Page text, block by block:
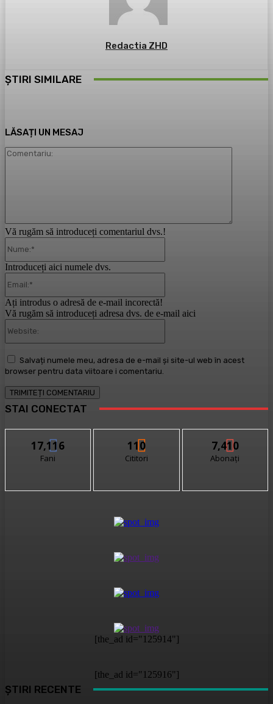
Redactia ZHD
ȘTIRI SIMILARE
LĂSAȚI UN MESAJ
Vă rugăm să introduceți comentariul dvs.!
Introduceți aici numele dvs.
Ați introdus o adresă de e-mail incorectă!
Vă rugăm să introduceți adresa dvs. de e-mail aici
Salvați numele meu, adresa de e-mail și site-ul web în acest
browser pentru data viitoare i comentariu.
STAI CONECTAT
17,116
Fani
110
Cititori
7,410
Abonați
[the_ad id="125914"]
[the_ad id="125916"]
ȘTIRI RECENTE